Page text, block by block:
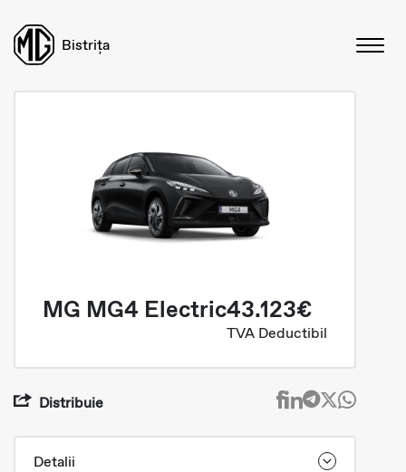
Bistrița
MG MG4 Electric43.123€
TVA Deductibil
Distribuie
Detalii